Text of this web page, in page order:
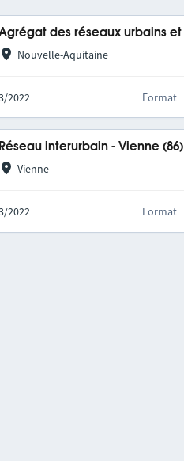
des réseaux urbains
Nouvelle-Aquitaine
2022 Format
Réseau interurbain - Vienne (86)
Vienne
2022 Format